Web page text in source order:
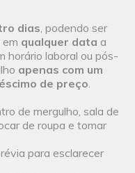
dias, podendo ser
qualquer data a
horário laboral ou pós-
apenas com um
de preço.
de mergulho, sala de
de roupa e tomar
para esclarecer